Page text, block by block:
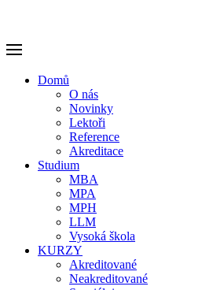
Domů
O nás
Novinky
Lektoři
Reference
Akreditace
Studium
MBA
MPA
MPH
LLM
Vysoká škola
KURZY
Akreditované
Neakreditované